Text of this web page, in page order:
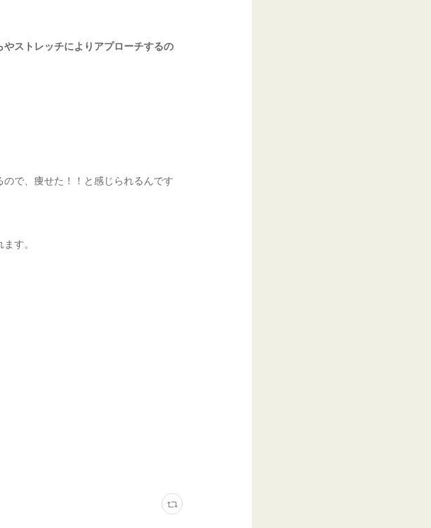
ストレッチによりアプローチするの
で、痩せた！！と感じられるんです
す。